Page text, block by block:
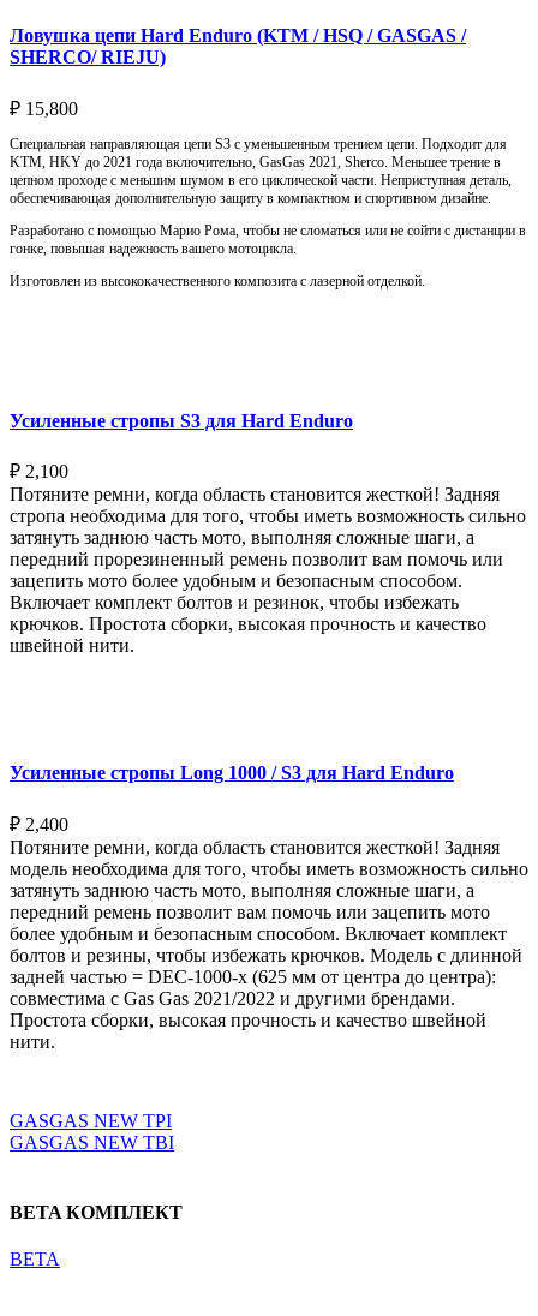
Ловушка цепи Hard Enduro (KTM / HSQ / GASGAS /
SHERCO/ RIEJU)
₽ 15,800
Специальная направляющая цепи S3 с уменьшенным трением цепи. Подходит для
KTM, HKY до 2021 года включительно, GasGas 2021, Sherco. Меньшее трение в
цепном проходе с меньшим шумом в его циклической части. Неприступная деталь,
обеспечивающая дополнительную защиту в компактном и спортивном дизайне.
Разработано с помощью Марио Рома, чтобы не сломаться или не сойти с дистанции в
гонке, повышая надежность вашего мотоцикла.
Изготовлен из высококачественного композита с лазерной отделкой.
Усиленные стропы S3 для Hard Enduro
₽ 2,100
Потяните ремни, когда область становится жесткой! Задняя
стропа необходима для того, чтобы иметь возможность сильно
затянуть заднюю часть мото, выполняя сложные шаги, а
передний прорезиненный ремень позволит вам помочь или
зацепить мото более удобным и безопасным способом.
Включает комплект болтов и резинок, чтобы избежать
крючков. Простота сборки, высокая прочность и качество
швейной нити.
Усиленные стропы Long 1000 / S3 для Hard Enduro
₽ 2,400
Потяните ремни, когда область становится жесткой! Задняя
модель необходима для того, чтобы иметь возможность сильно
затянуть заднюю часть мото, выполняя сложные шаги, а
передний ремень позволит вам помочь или зацепить мото
более удобным и безопасным способом. Включает комплект
болтов и резины, чтобы избежать крючков. Модель с длинной
задней частью = DEC-1000-x (625 мм от центра до центра):
совместима с Gas Gas 2021/2022 и другими брендами.
Простота сборки, высокая прочность и качество швейной
нити.
GASGAS NEW TPI
GASGAS NEW TBI
BETA КОМПЛЕКТ
BETA